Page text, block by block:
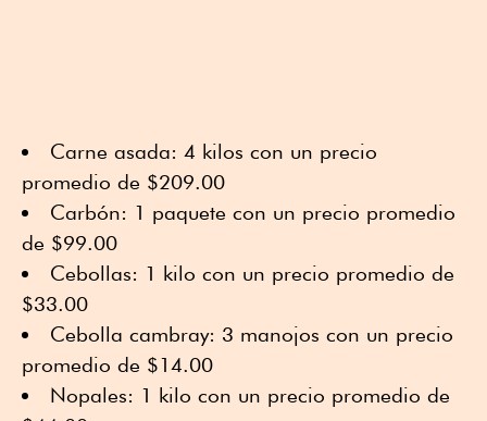
Carne asada: 4 kilos con un precio
promedio de $209.00
Carbón: 1 paquete con un precio promedio
de $99.00
Cebollas: 1 kilo con un precio promedio de
$33.00
Cebolla cambray: 3 manojos con un precio
promedio de $14.00
Nopales: 1 kilo con un precio promedio de